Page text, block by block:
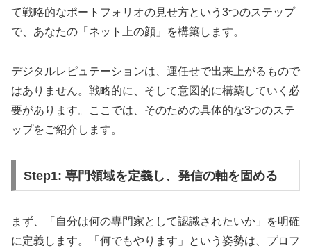
て戦略的なポートフォリオの見せ方という3つのステップ
で、あなたの「ネット上の顔」を構築します。
デジタルレピュテーションは、運任せで出来上がるもので
はありません。戦略的に、そして意図的に構築していく必
要があります。ここでは、そのための具体的な3つのステ
ップをご紹介します。
Step1: 専門領域を定義し、発信の軸を固める
まず、「自分は何の専門家として認識されたいか」を明確
に定義します。「何でもやります」という姿勢は、プロフ